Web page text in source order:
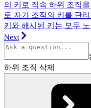
의 키로 직속 하위 조직
로 자기 조직의 키를 관
키와 해시된 키는 모두
Next
하위 조직 삭제